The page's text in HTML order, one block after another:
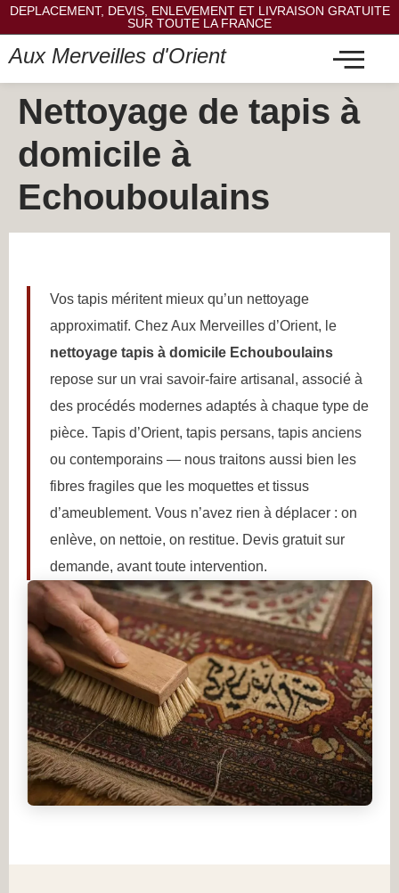
DEPLACEMENT, DEVIS, ENLEVEMENT ET LIVRAISON GRATUITE
SUR TOUTE LA FRANCE
Aux Merveilles d'Orient
Nettoyage de tapis à
domicile à
Echouboulains
Vos tapis méritent mieux qu’un nettoyage
approximatif. Chez Aux Merveilles d’Orient, le
nettoyage tapis à domicile Echouboulains
repose sur un vrai savoir-faire artisanal, associé à
des procédés modernes adaptés à chaque type de
pièce. Tapis d’Orient, tapis persans, tapis anciens
ou contemporains — nous traitons aussi bien les
fibres fragiles que les moquettes et tissus
d’ameublement. Vous n’avez rien à déplacer : on
enlève, on nettoie, on restitue. Devis gratuit sur
demande, avant toute intervention.